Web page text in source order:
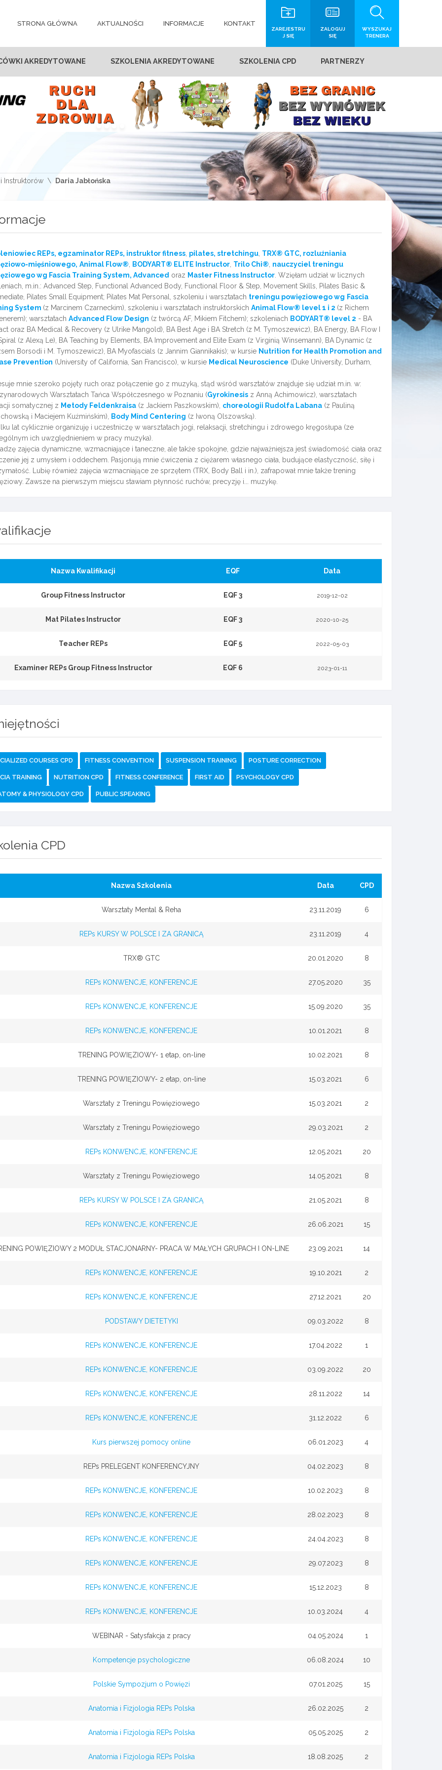
STRONA GŁÓWNA AKTUALNOŚCI INFORMACJE KONTAKT
WYSZUKAJ
TRENERA
ZALOGUJ
SIĘ
ZAREJESTRU
J SIĘ
AKREDYTOWANE SZKOLENIA AKREDYTOWANE SZKOLENIA CPD PARTNERZY
Instruktorów Daria Jabłońska
REPs, egzaminator REPs, instruktor fitness, pilates, stretchingu, TRX® GTC, rozluźniania
mięśniowego, Animal Flow® BODYART® ELITE Instructor, Trilo Chi® nauczyciel treningu
wg Fascia Training System, Advanced oraz Master Fitness Instructor. Wzięłam udział w licznych
m.in.: Advanced Step, Functional Advanced Body, Functional Floor & Step, Movement Skills, Pilates Basic &
Pilates Small Equipment; Pilates Mat Personal, szkoleniu i warsztatach treningu powięziowego wg Fascia
System (z Marcinem Czarneckim), szkoleniu i warsztatach instruktorskich Animal Flow® level 1 i 2 (z Richem
warsztatach Advanced Flow Design (z twórcą AF, Mikiem Fitchem); szkoleniach BODYART® level 2 - BA
oraz BA Medical & Recovery (z Ulrike Mangold), BA Best Age i BA Stretch (z M. Tymoszewicz), BA Energy, BA Flow I
(z Alexą Le), BA Teaching by Elements, BA Improvement and Elite Exam (z Virginią Winsemann), BA Dynamic (z
Borsodi i M. Tymoszewicz), BA Myofascials (z Jannim Giannikakis); w kursie Nutrition for Health Promotion and
Prevention (University of California, San Francisco), w kursie Medical Neuroscience (Duke University, Durham,
mnie szeroko pojęty ruch oraz połączenie go z muzyką, stąd wśród warsztatów znajduje się udział m.in. w:
Warsztatach Tańca Współczesnego w Poznaniu (Gyrokinesisz Anną Achimowicz), warsztatach
somatycznej z Metody Feldenkraisa(z Jackiem Paszkowskim), choreologii Rudolfa Labana(z Pauliną
i Maciejem Kuźmińskim),
Body Mind Centering (z Iwoną Olszowską).
lat cyklicznie organizuję i uczestniczę w warsztatach jogi, relaksacji, stretchingu i zdrowego kręgosłupa (ze
ich uwzględnieniem w pracy muzyka).
zajęcia dynamiczne, wzmacniające i taneczne, ale także spokojne, gdzie najważniejsza jest świadomość ciała oraz
jej z umysłem i oddechem. Pasjonują mnie ćwiczenia z ciężarem własnego ciała, budujące elastyczność, siłę i
Lubię również zajęcia wzmacniające ze sprzętem (TRX, Body Ball i in.), zafrapował mnie także trening
Zawsze na pierwszym miejscu stawiam płynność ruchów, precyzję i... muzykę.
Nazwa Kwalifikacji EQF Data
Group Fitness Instructor EQF 3 2019-12-02
Mat Pilates Instructor EQF 3 2020-10-25
Teacher REPs EQF 5 2022-05-03
Examiner REPs Group Fitness Instructor EQF 6 2023-01-11
COURSES CPD FITNESS CONVENTION SUSPENSION TRAINING POSTURE CORRECTION
TRAINING NUTRITION CPD FITNESS CONFERENCE FIRST AID PSYCHOLOGY CPD
& PHYSIOLOGY CPD PUBLIC SPEAKING
CPD
Nazwa Szkolenia Data CPD
Warsztaty Mental & Reha 23.11.2019 6
REPs KURSY W POLSCE I ZA GRANICĄ 23.11.2019 4
TRX® GTC 20.01.2020 8
REPs KONWENCJE, KONFERENCJE 27.05.2020 35
REPs KONWENCJE, KONFERENCJE 15.09.2020 35
REPs KONWENCJE, KONFERENCJE 10.01.2021 8
TRENING POWIĘZIOWY- 1 etap, on-line 10.02.2021 8
TRENING POWIĘZIOWY- 2 etap, on-line 15.03.2021 6
Warsztaty z Treningu Powięziowego 15.03.2021 2
Warsztaty z Treningu Powięziowego 29.03.2021 2
REPs KONWENCJE, KONFERENCJE 12.05.2021 20
Warsztaty z Treningu Powięziowego 14.05.2021 8
REPs KURSY W POLSCE I ZA GRANICĄ 21.05.2021 8
REPs KONWENCJE, KONFERENCJE 26.06.2021 15
POWIĘZIOWY 2 MODUŁ STACJONARNY- PRACA W MAŁYCH GRUPACH I ON-LINE 23.09.2021 14
REPs KONWENCJE, KONFERENCJE 19.10.2021 2
REPs KONWENCJE, KONFERENCJE 27.12.2021 20
PODSTAWY DIETETYKI 09.03.2022 8
REPs KONWENCJE, KONFERENCJE 17.04.2022 1
REPs KONWENCJE, KONFERENCJE 03.09.2022 20
REPs KONWENCJE, KONFERENCJE 28.11.2022 14
REPs KONWENCJE, KONFERENCJE 31.12.2022 6
Kurs pierwszej pomocy online 06.01.2023 4
REPs PRELEGENT KONFERENCYJNY 04.02.2023 8
REPs KONWENCJE, KONFERENCJE 10.02.2023 8
REPs KONWENCJE, KONFERENCJE 28.02.2023 8
REPs KONWENCJE, KONFERENCJE 24.04.2023 8
REPs KONWENCJE, KONFERENCJE 29.07.2023 8
REPs KONWENCJE, KONFERENCJE 15.12.2023 8
REPs KONWENCJE, KONFERENCJE 10.03.2024 4
WEBINAR - Satysfakcja z pracy 04.05.2024 1
Kompetencje psychologiczne 06.08.2024 10
Polskie Sympozjum o Powięzi 07.01.2025 15
Anatomia i Fizjologia REPs Polska 26.02.2025 2
Anatomia i Fizjologia REPs Polska 05.05.2025 2
Anatomia i Fizjologia REPs Polska 18.08.2025 2